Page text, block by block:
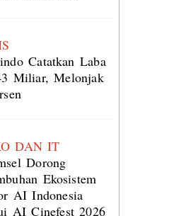
Catatkan Laba
Miliar, Melonjak
DAN IT
Dorong
Ekosistem
AI Indonesia
AI Cinefest 2026